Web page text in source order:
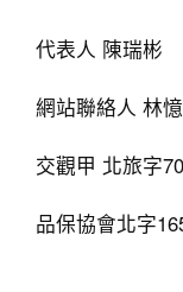
代表人 陳瑞彬
網站聯絡人 林
交觀甲 北旅字
品保協會北字